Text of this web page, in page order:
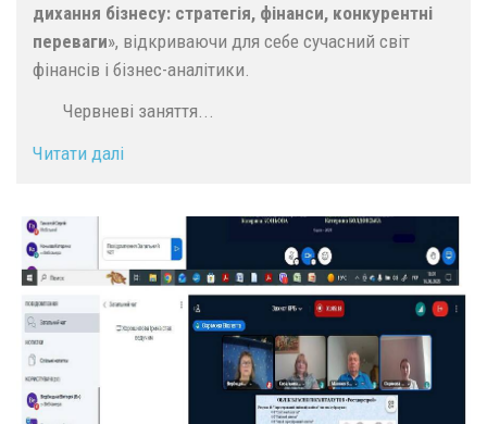
дихання бізнесу: стратегія, фінанси, конкурентні
переваги», відкриваючи для себе сучасний світ
фінансів і бізнес-аналітики.
Червневі заняття...
Читати далі